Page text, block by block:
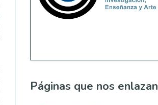
Páginas que nos enlazan